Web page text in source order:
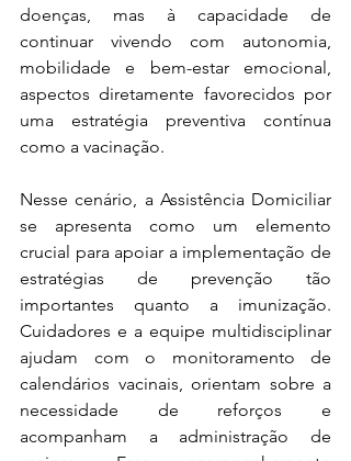
doenças, mas à capacidade de
continuar vivendo com autonomia,
mobilidade e bem-estar emocional,
aspectos diretamente favorecidos por
uma estratégia preventiva contínua
como a vacinação.
Nesse cenário, a Assistência Domiciliar
se apresenta como um elemento
crucial para apoiar a implementação de
estratégias de prevenção tão
importantes quanto a imunização.
Cuidadores e a equipe multidisciplinar
ajudam com o monitoramento de
calendários vacinais, orientam sobre a
necessidade de reforços e
acompanham a administração de